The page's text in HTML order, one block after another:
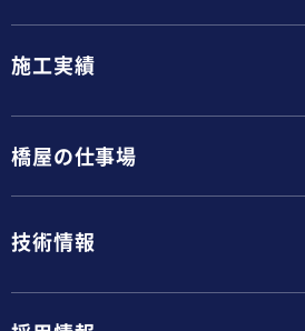
施工実績
橋屋の仕事場
技術情報